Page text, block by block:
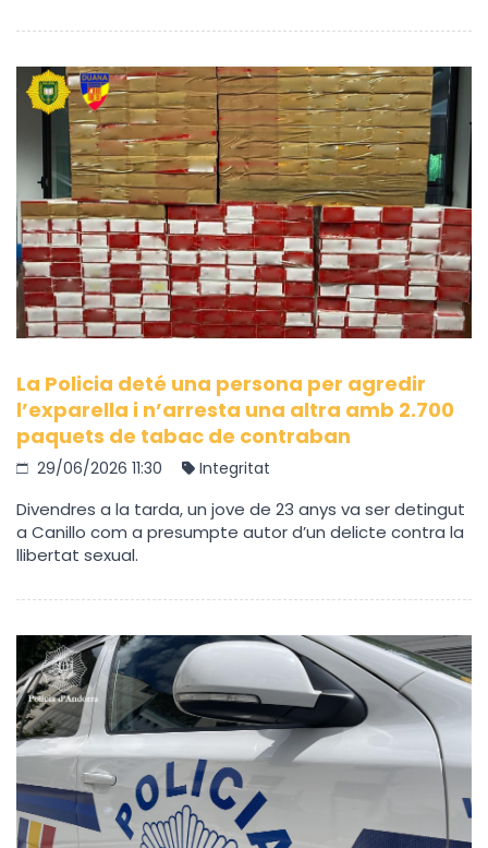
La Policia deté una persona per agredir
l’exparella i n’arresta una altra amb 2.700
paquets de tabac de contraban
29/06/2026 11:30 Integritat
Divendres a la tarda, un jove de 23 anys va ser detingut
a Canillo com a presumpte autor d’un delicte contra la
llibertat sexual.